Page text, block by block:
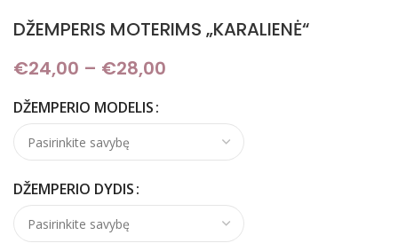
DŽEMPERIS MOTERIMS „KARALIENĖ“
€24,00 – €28,00
DŽEMPERIO MODELIS
DŽEMPERIO DYDIS